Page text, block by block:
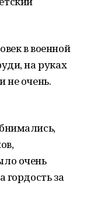
в военной
на руках
не очень.
очень
гордость за